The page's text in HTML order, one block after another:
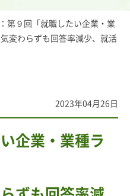
第９回「就職したい企業・業
変わらずも回答率減少、就活
2023年04月26日
企業・業種ラ